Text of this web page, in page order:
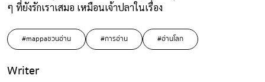
ๆ ที่ยังรักเราเสมอ เหมือนเจ้าปลาในเรื่อง
#mappaชวนอ่าน #การอ่าน #อ่านโลก
Writer